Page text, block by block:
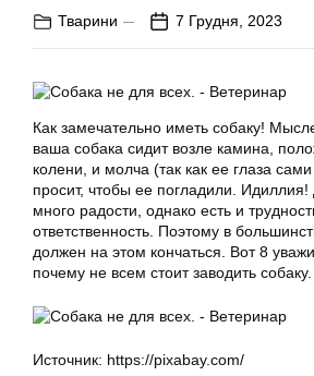
Тварини 7 Грудня, 2023
Как замечательно иметь собаку!
ваша собака сидит возле камина,
колени, и молча (так как ее глаза
просит, чтобы ее погладили.
много радости, однако есть и
ответственность. Поэтому в
должен на этом кончаться. Вот 8
почему не всем стоит заводить собаку.
Источник: https://pixabay.com/